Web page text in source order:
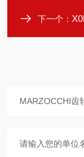
下一个：